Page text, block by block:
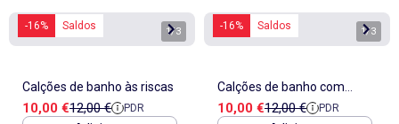
-16% Saldos 1/3
Calções de banho às riscas
Preço de venda
10,00 €Preço de referência
12,00 € PDR
-16% Saldos 1/3
Calções de banho com
bolsos grandes
Preço de venda
10,00 €Preço de referência
12,00 € PDR